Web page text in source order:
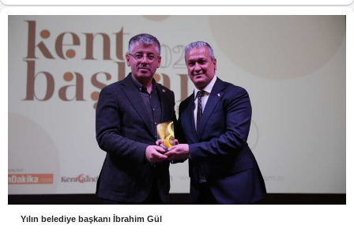
Yılın belediye başkanı İbrahim Gül